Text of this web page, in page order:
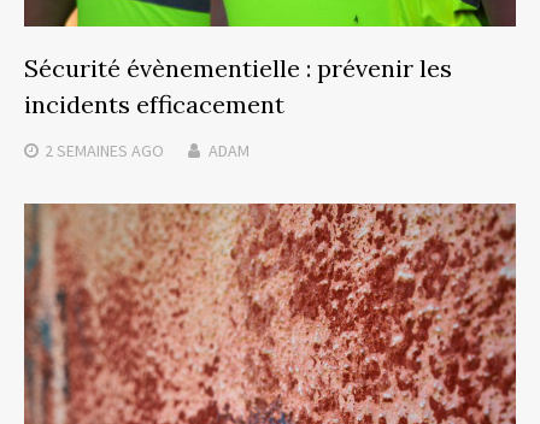
Sécurité évènementielle : prévenir les
incidents efficacement
2 SEMAINES AGO ADAM